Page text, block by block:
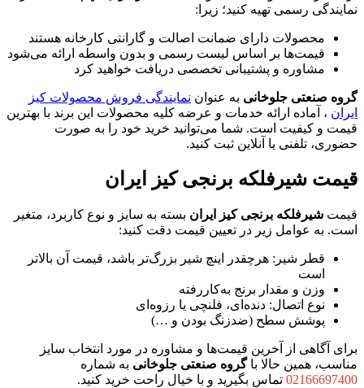
نمایندگی رسمی تهیه کنید؛ زیرا:
محصولات دارای ضمانت اصالت و گارانتی کارخانه هستند
قیمت‌ها بر اساس لیست رسمی و بدون واسطه ارائه می‌شود
مشاوره و پشتیبانی تخصصی دریافت خواهید کرد
گروه صنعتی جلوخانی به عنوان نمایندگی فروش محصولات کیز
ایران ، آماده ارائه خدمات و عرضه کلیه محصولات این برند با بهترین
قیمت و کیفیت است. شما می‌توانید خرید خود را به صورت
حضوری، تلفنی یا آنلاین ثبت کنید.
قیمت شیرفلکه برنجی کیز ایران
قیمت شیرفلکه برنجی کیز ایران بسته به سایز و نوع کاربرد، متغیر
است. به عوامل زیر در تعیین قیمت دقت کنید:
قطر شیر: هرچقدر اینچ شیر بزرگ‌تر باشد، قیمت آن بالاتر
است
وزن و مقدار برنج به‌کاررفته
نوع اتصال: دنده‌ای، فلنچی یا رزوه‌ای
پوشش سطح (ضدزنگ بودن و …)
برای آگاهی از آخرین قیمت‌ها و مشاوره در مورد انتخاب سایز
مناسب، همین حالا باگروه صنعتی جلوخانی به شماره
02166697400 تماس بگیرید و با خیال راحت خرید کنید.